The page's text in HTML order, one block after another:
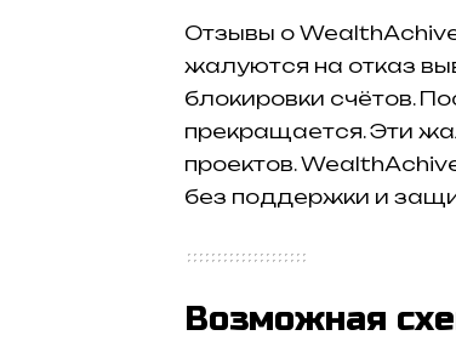
Отзывы о
жалуются на отказ
блокировки счётов.
прекращается. Эти
проектов.
без поддержки и
Возможная